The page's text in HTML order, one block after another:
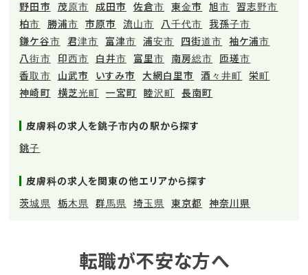
野田市
茂原市 成田市 佐倉市 東金市 旭市
習志野市
柏市
勝浦市 市原市 流山市 八千代市
我孫子市
鎌ケ谷市
君津市 富津市 浦安市 四街道市
袖ケ浦市
八街市
印西市 白井市 富里市 南房総市
匝瑳市
香取市
山武市 いすみ市 大網白里市 酒々井町
栄町
神崎町
横芝光町 一宮町 睦沢町 長南町
皮膚科の求人を銚子市内の駅から探す
銚子
皮膚科の求人を関東の他エリアから探す
茨城県
栃木県 群馬県 埼玉県 東京都 神奈川県
転職が不安な方へ